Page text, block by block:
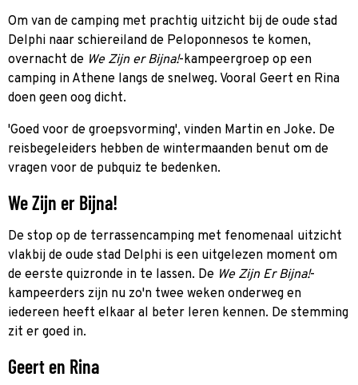
Om van de camping met prachtig uitzicht bij de oude stad
Delphi naar schiereiland de Peloponnesos te komen,
overnacht de We Zijn er Bijna!-kampeergroep op een
camping in Athene langs de snelweg. Vooral Geert en Rina
doen geen oog dicht.
'Goed voor de groepsvorming', vinden Martin en Joke. De
reisbegeleiders hebben de wintermaanden benut om de
vragen voor de pubquiz te bedenken.
We Zijn er Bijna!
De stop op de terrassencamping met fenomenaal uitzicht
vlakbij de oude stad Delphi is een uitgelezen moment om
de eerste quizronde in te lassen. De We Zijn Er Bijna!-
kampeerders zijn nu zo'n twee weken onderweg en
iedereen heeft elkaar al beter leren kennen. De stemming
zit er goed in.
Geert en Rina